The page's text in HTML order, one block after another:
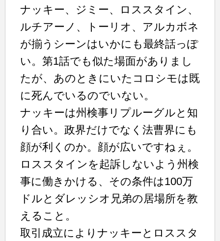
ナッキー、ジミー、ロススタイン、
ルチアーノ、トーリオ、アルカボネ
が揃うシーンはいかにも最終話っぽ
い。第1話でも似た場面がありまし
たが、あのときにいたコロシモは既
に死んでいるのでいない。
ナッキーは州検事リプルーグルと知
り合い。政界だけでなく法曹界にも
顔が利くのか。顔が広いですねぇ。
ロススタインを起訴しないよう州検
事に働きかける、その条件は100万
ドルとダレッシオ兄弟の居場所を教
えること。
取引成立によりナッキーとロススタ